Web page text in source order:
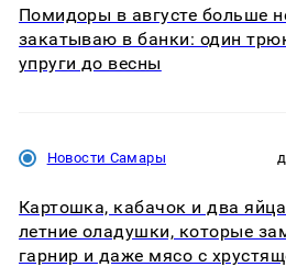
Помидоры в августе больше
закатываю в банки: один
упруги до весны
Новости Самары
Картошка, кабачок и два
летние оладушки, которые
гарнир и даже мясо с